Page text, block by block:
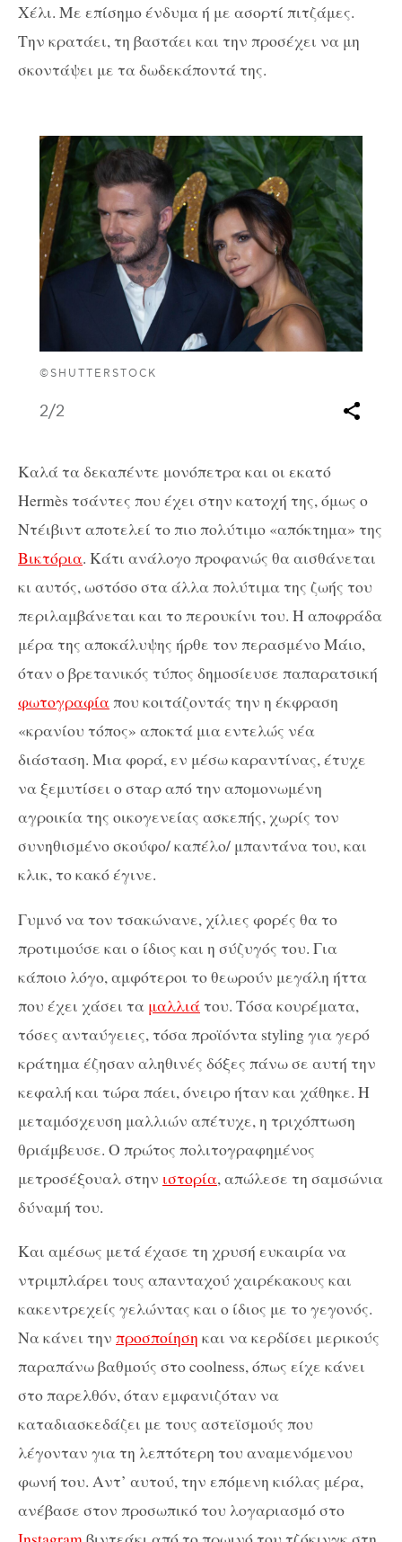
Χέλι. Με επίσημο ένδυμα ή με ασορτί πιτζάμες.
Την κρατάει, τη βαστάει και την προσέχει να μη
σκοντάψει με τα δωδεκάποντά της.
©SHUTTERSTOCK
2/2
Καλά τα δεκαπέντε μονόπετρα και οι εκατό
Hermès τσάντες που έχει στην κατοχή της, όμως ο
Ντέιβιντ αποτελεί το πιο πολύτιμο «απόκτημα» της
Βικτόρια. Κάτι ανάλογο προφανώς θα αισθάνεται
κι αυτός, ωστόσο στα άλλα πολύτιμα της ζωής του
περιλαμβάνεται και το περουκίνι του. Η αποφράδα
μέρα της αποκάλυψης ήρθε τον περασμένο Μάιο,
όταν ο βρετανικός τύπος δημοσίευσε παπαρατσική
φωτογραφίαπου κοιτάζοντάς την η έκφραση
«κρανίου τόπος» αποκτά μια εντελώς νέα
διάσταση. Μια φορά, εν μέσω καραντίνας, έτυχε
να ξεμυτίσει ο σταρ από την απομονωμένη
αγροικία της οικογενείας ασκεπής, χωρίς τον
συνηθισμένο σκούφο/ καπέλο/ μπαντάνα του, και
κλικ, το κακό έγινε.
Γυμνό να τον τσακώνανε, χίλιες φορές θα το
προτιμούσε και ο ίδιος και η σύζυγός του. Για
κάποιο λόγο, αμφότεροι το θεωρούν μεγάλη ήττα
που έχει χάσει τα μαλλιάτου. Τόσα κουρέματα,
τόσες ανταύγειες, τόσα προϊόντα styling για γερό
κράτημα έζησαν αληθινές δόξες πάνω σε αυτή την
κεφαλή και τώρα πάει, όνειρο ήταν και χάθηκε. Η
μεταμόσχευση μαλλιών απέτυχε, η τριχόπτωση
θριάμβευσε. Ο πρώτος πολιτογραφημένος
μετροσέξουαλ στην ιστορία, απώλεσε τη σαμσώνια
δύναμή του.
Και αμέσως μετά έχασε τη χρυσή ευκαιρία να
ντριμπλάρει τους απανταχού χαιρέκακους και
κακεντρεχείς γελώντας και ο ίδιος με το γεγονός.
Να κάνει την προσποίηση και να κερδίσει μερικούς
παραπάνω βαθμούς στο coolness, όπως είχε κάνει
στο παρελθόν, όταν εμφανιζόταν να
καταδιασκεδάζει με τους αστεϊσμούς που
λέγονταν για τη λεπτότερη του αναμενόμενου
φωνή του. Αντ’ αυτού, την επόμενη κιόλας μέρα,
ανέβασε στον προσωπικό του λογαριασμό στο